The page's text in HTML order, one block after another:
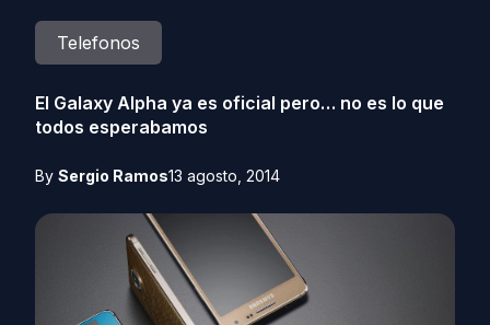
Telefonos
El Galaxy Alpha ya es oficial pero… no es lo que
todos esperabamos
By Sergio Ramos13 agosto, 2014